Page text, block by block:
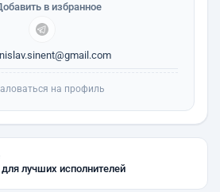
в избранное
на профиль
лучших исполнителей